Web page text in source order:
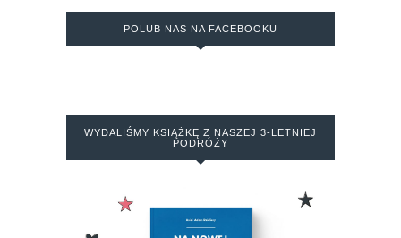
POLUB NAS NA FACEBOOKU
WYDALIŚMY KSIĄŻKĘ Z NASZEJ 3-LETNIEJ
PODRÓŻY